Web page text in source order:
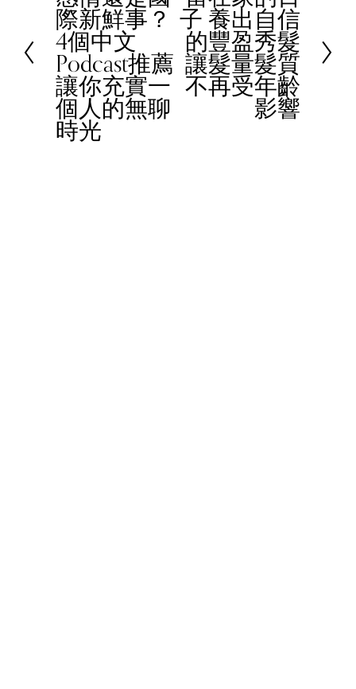
e
v
i
o
u
s
際新鮮事？
4個中文
Podcast推薦
讓你充實一
個人的無聊
時光
e
子 養出自信
的豐盈秀髮
讓髮量髮質
不再受年齡
影響